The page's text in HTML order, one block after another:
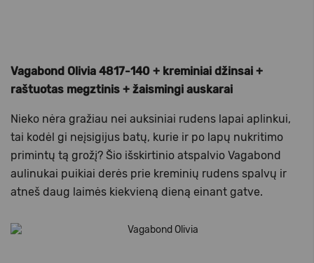
Vagabond Olivia 4817-140 + kreminiai džinsai +
raštuotas megztinis + žaismingi auskarai
Nieko nėra gražiau nei auksiniai rudens lapai aplinkui,
tai kodėl gi neįsigijus batų, kurie ir po lapų nukritimo
primintų tą grožį? Šio išskirtinio atspalvio Vagabond
aulinukai puikiai derės prie kreminių rudens spalvų ir
atneš daug laimės kiekvieną dieną einant gatve.